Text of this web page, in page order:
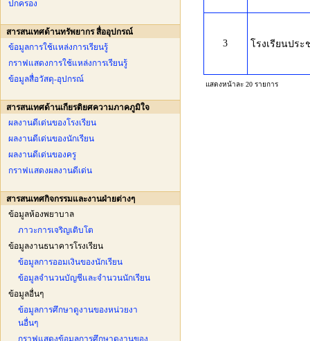
ปกครอง
สารสนเทศด้านทรัพยากร สื่ออุปกรณ์
ข้อมูลการใช้แหล่งการเรียนรู้
กราฟแสดงการใช้แหล่งการเรียนรู้
ข้อมูลสื่อวัสดุ-อุปกรณ์
สารสนเทศด้านเกียรติยศความภาคภูมิใจ
ผลงานดีเด่นของโรงเรียน
ผลงานดีเด่นของนักเรียน
ผลงานดีเด่นของครู
กราฟแสดงผลงานดีเด่น
สารสนเทศกิจกรรมและงานฝ่ายต่างๆ
ข้อมูลห้องพยาบาล
ภาวะการเจริญเติบโต
ข้อมูลงานธนาคารโรงเรียน
ข้อมูลการออมเงินของนักเรียน
ข้อมูลจำนวนบัญชีและจำนวนนักเรียน
ข้อมูลอื่นๆ
ข้อมูลการศึกษาดูงานของหน่วยงา
นอื่นๆ
กราฟแสดงข้อมูลการศึกษาดูงานของ
3 โรงเรียนประ
แสดงหน้าละ 20 รายการ